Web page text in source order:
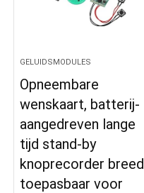
GELUIDSMODULES
Opneembare
wenskaart, batterij-
aangedreven lange
tijd stand-by
knoprecorder breed
toepasbaar voor